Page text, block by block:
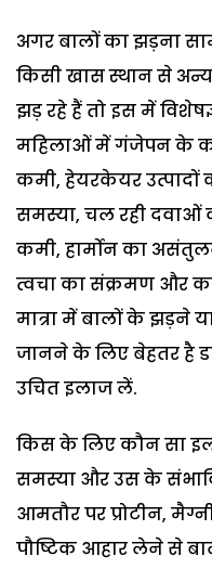
अगर बालों का झड़ना
किसी खास स्थान से
झड़ रहे हैं तो इस में
महिलाओं में गंजेपन के
कमी, हेयरकेयर
समस्या, चल रही दवाओं
कमी, हार्मोन का
त्वचा का संक्रमण और
मात्रा में बालों के झड़ने
जानने के लिए बेहतर है
उचित इलाज लें.
किस के लिए कौन सा
समस्या और उस के
आमतौर पर प्रोटीन,
पौष्टिक आहार लेने से